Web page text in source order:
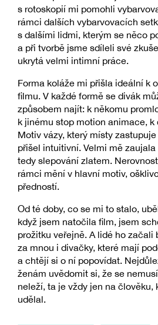
s rotoskopií mi pomohli
rámci dalších vybarvovacích
s dalšími lidmi, kterým se něco
a při tvorbě jsme sdíleli své
ukrytá velmi intimní práce.
Forma koláže mi přišla ideální k
filmu. V každé formě se divák
způsobem najít: k někomu
k jinému stop motion animace, k
Motiv vázy, který místy
přišel intuitivní. Velmi mě
tedy slepování zlatem.
rámci mění v hlavní motiv,
předností.
Od té doby, co se mi to stalo,
když jsem natočila film, jsem
prožitku veřejně. A lidé ho začali
za mnou i divačky, které mají
a chtějí si o ní popovídat.
ženám uvědomit si, že se
neleží, ta je vždy jen na člověku,
udělal.